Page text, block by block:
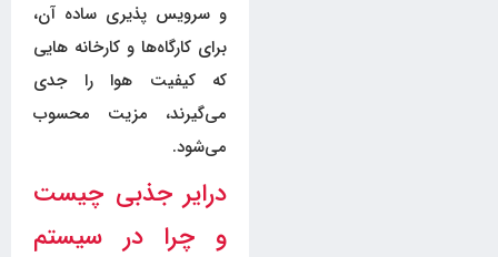
و سرویس پذیری ساده آن،
برای کارگاه‌ها و کارخانه هایی
که کیفیت هوا را جدی
می‌گیرند، مزیت محسوب
می‌شود.
درایر جذبی چیست
و چرا در سیستم